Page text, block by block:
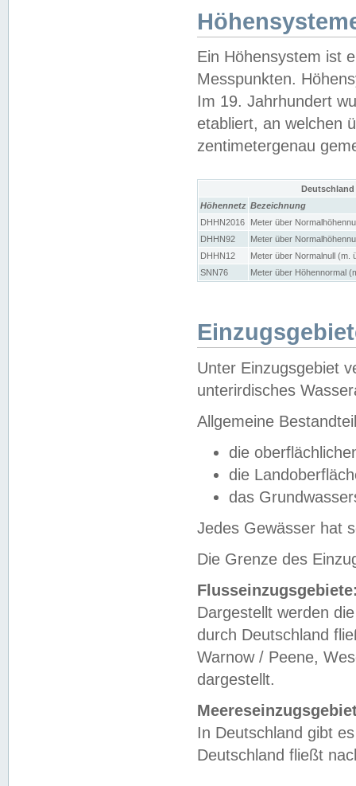
Ein Höhensystem ist
Messpunkten.
Im 19. Jahrhundert
etabliert, an welchen
zentimetergenau
Höhennetz Bezeichnung
DHHN2016
Meter über
DHHN92
Meter über
DHHN12
Meter über Normalnull (m.
SNN76
Meter über Höhennormal
Unter Einzugsgebiet
unterirdisches
Allgemeine
die
die
das
Jedes Gewässer hat
Die Grenze des
Dargestellt werden
durch Deutschland
Warnow / Peene,
dargestellt.
In Deutschland gibt
Deutschland fließt